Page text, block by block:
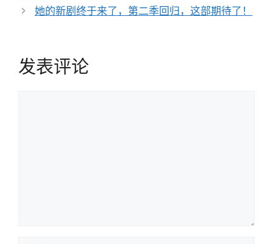
她的新剧终于来了，第二季回归，这部期待了！
发表评论